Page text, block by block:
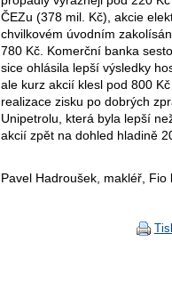
ČEZu (378 mil. Kč), akcie
chvilkovém úvodním
780 Kč. Komerční banka
sice ohlásila lepší výsledky
ale kurz akcií klesl pod 800
realizace zisku po dobrých
Unipetrolu, která byla lepší
akcií zpět na dohled hladině
Pavel Hadroušek, makléř, Fio